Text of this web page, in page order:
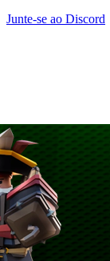
Junte-se ao Discord